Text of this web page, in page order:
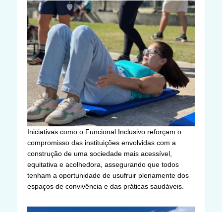
Iniciativas como o Funcional Inclusivo reforçam o
compromisso das instituições envolvidas com a
construção de uma sociedade mais acessível,
equitativa e acolhedora, assegurando que todos
tenham a oportunidade de usufruir plenamente dos
espaços de convivência e das práticas saudáveis.